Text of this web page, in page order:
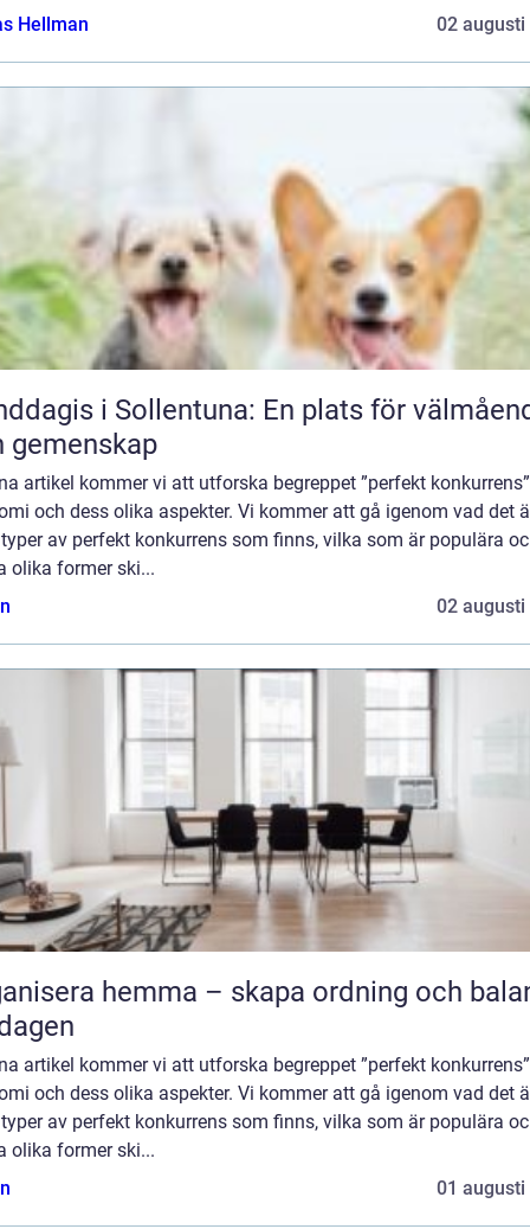
Hellman
02 augusti
i Sollentuna: En plats för
gemenskap
artikel kommer vi att utforska begreppet ”perfekt
och dess olika aspekter. Vi kommer att gå igenom vad det
av perfekt konkurrens som finns, vilka som är populära
olika former ski...
02 augusti
hemma – skapa ordning och
artikel kommer vi att utforska begreppet ”perfekt
och dess olika aspekter. Vi kommer att gå igenom vad det
av perfekt konkurrens som finns, vilka som är populära
olika former ski...
01 augusti